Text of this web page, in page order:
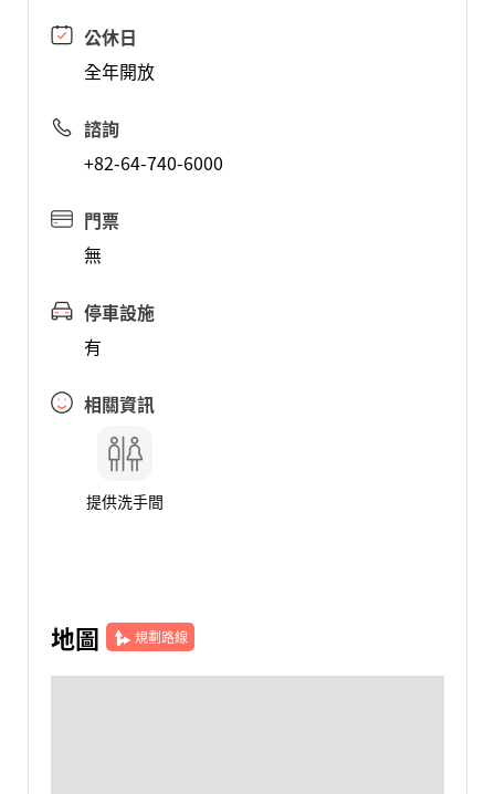
公休日
全年開放
諮詢
+82-64-740-6000
門票
無
停車設施
有
相關資訊
提供洗手間
地圖 規劃路線